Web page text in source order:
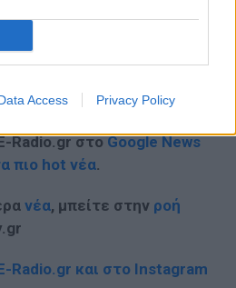
Access Privacy Policy
Radio.gr στοGoogle News
πιο hot νέα.
νέα, μπείτε στην ροή
Radio.gr και στο Instagram